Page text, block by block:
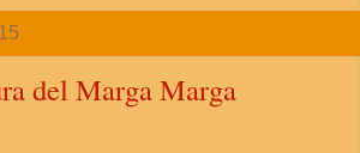
del Marga Marga